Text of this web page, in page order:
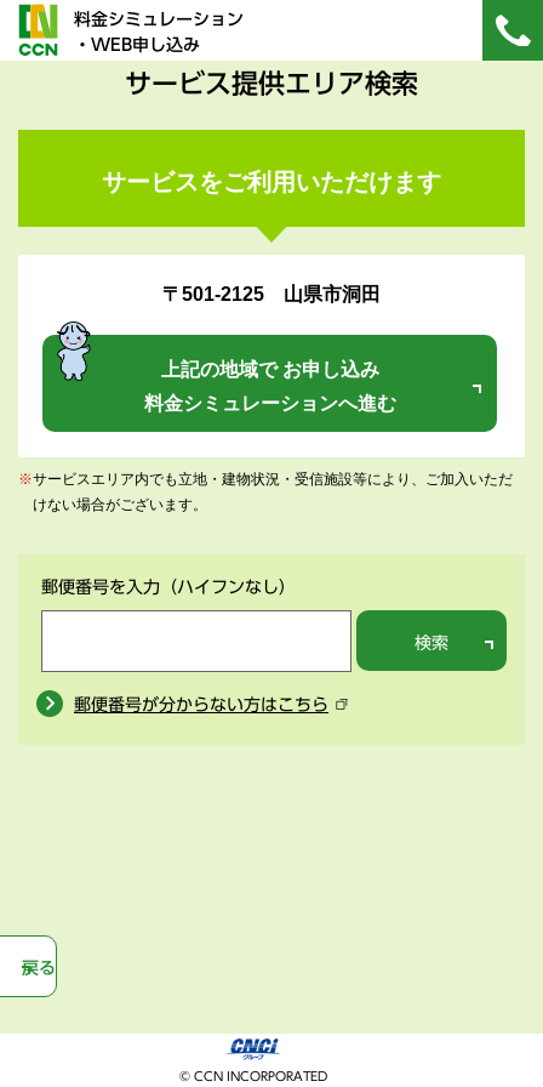
料金シミュレーション
・WEB申し込み
サービス提供エリア検索
サービスをご利用いただけます
〒501-2125 山県市洞田
上記の地域で お申し込み
料金シミュレーションへ進む
※サービスエリア内でも立地・建物状況・受信施設等により、ご加入いただ
けない場合がございます。
郵便番号を入力 （ハイフンなし）
検索
郵便番号が分からない方はこちら
戻る
© CCN INCORPORATED